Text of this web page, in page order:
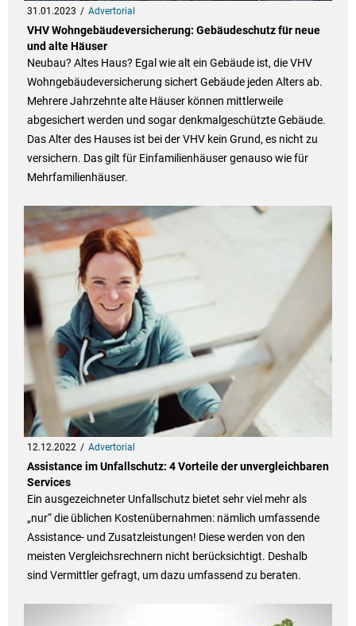
31.01.2023 Advertorial
VHV Wohngebäudeversicherung: Gebäudeschutz für neue
und alte Häuser
Neubau? Altes Haus? Egal wie alt ein Gebäude ist, die VHV
Wohngebäudeversicherung sichert Gebäude jeden Alters ab.
Mehrere Jahrzehnte alte Häuser können mittlerweile
abgesichert werden und sogar denkmalgeschützte Gebäude.
Das Alter des Hauses ist bei der VHV kein Grund, es nicht zu
versichern. Das gilt für Einfamilienhäuser genauso wie für
Mehrfamilienhäuser.
12.12.2022 Advertorial
Assistance im Unfallschutz: 4 Vorteile der unvergleichbaren
Services
Ein ausgezeichneter Unfallschutz bietet sehr viel mehr als
„nur“ die üblichen Kostenübernahmen: nämlich umfassende
Assistance- und Zusatzleistungen! Diese werden von den
meisten Vergleichsrechnern nicht berücksichtigt. Deshalb
sind Vermittler gefragt, um dazu umfassend zu beraten.